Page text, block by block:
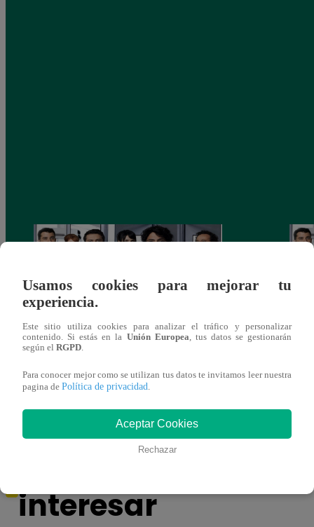
Dr. Milagro – ver capítulo 15 completo
(online y español)
También te puede
interesar
Usamos cookies para mejorar tu
experiencia.
Este sitio utiliza cookies para analizar el tráfico y personalizar
contenido. Si estás en la Unión Europea , tus datos se gestionarán
según el RGPD
Para conocer mejor como se utilizan tus datos te invitamos leer nuestra
pagina de Política de privacidad
Aceptar Cookies
Rechazar